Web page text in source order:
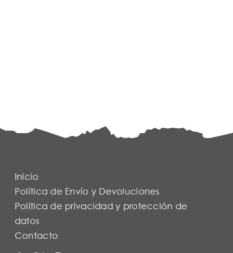
Inicio
Política de Envío y Devoluciones
Política de privacidad y protección de
datos
Contacto